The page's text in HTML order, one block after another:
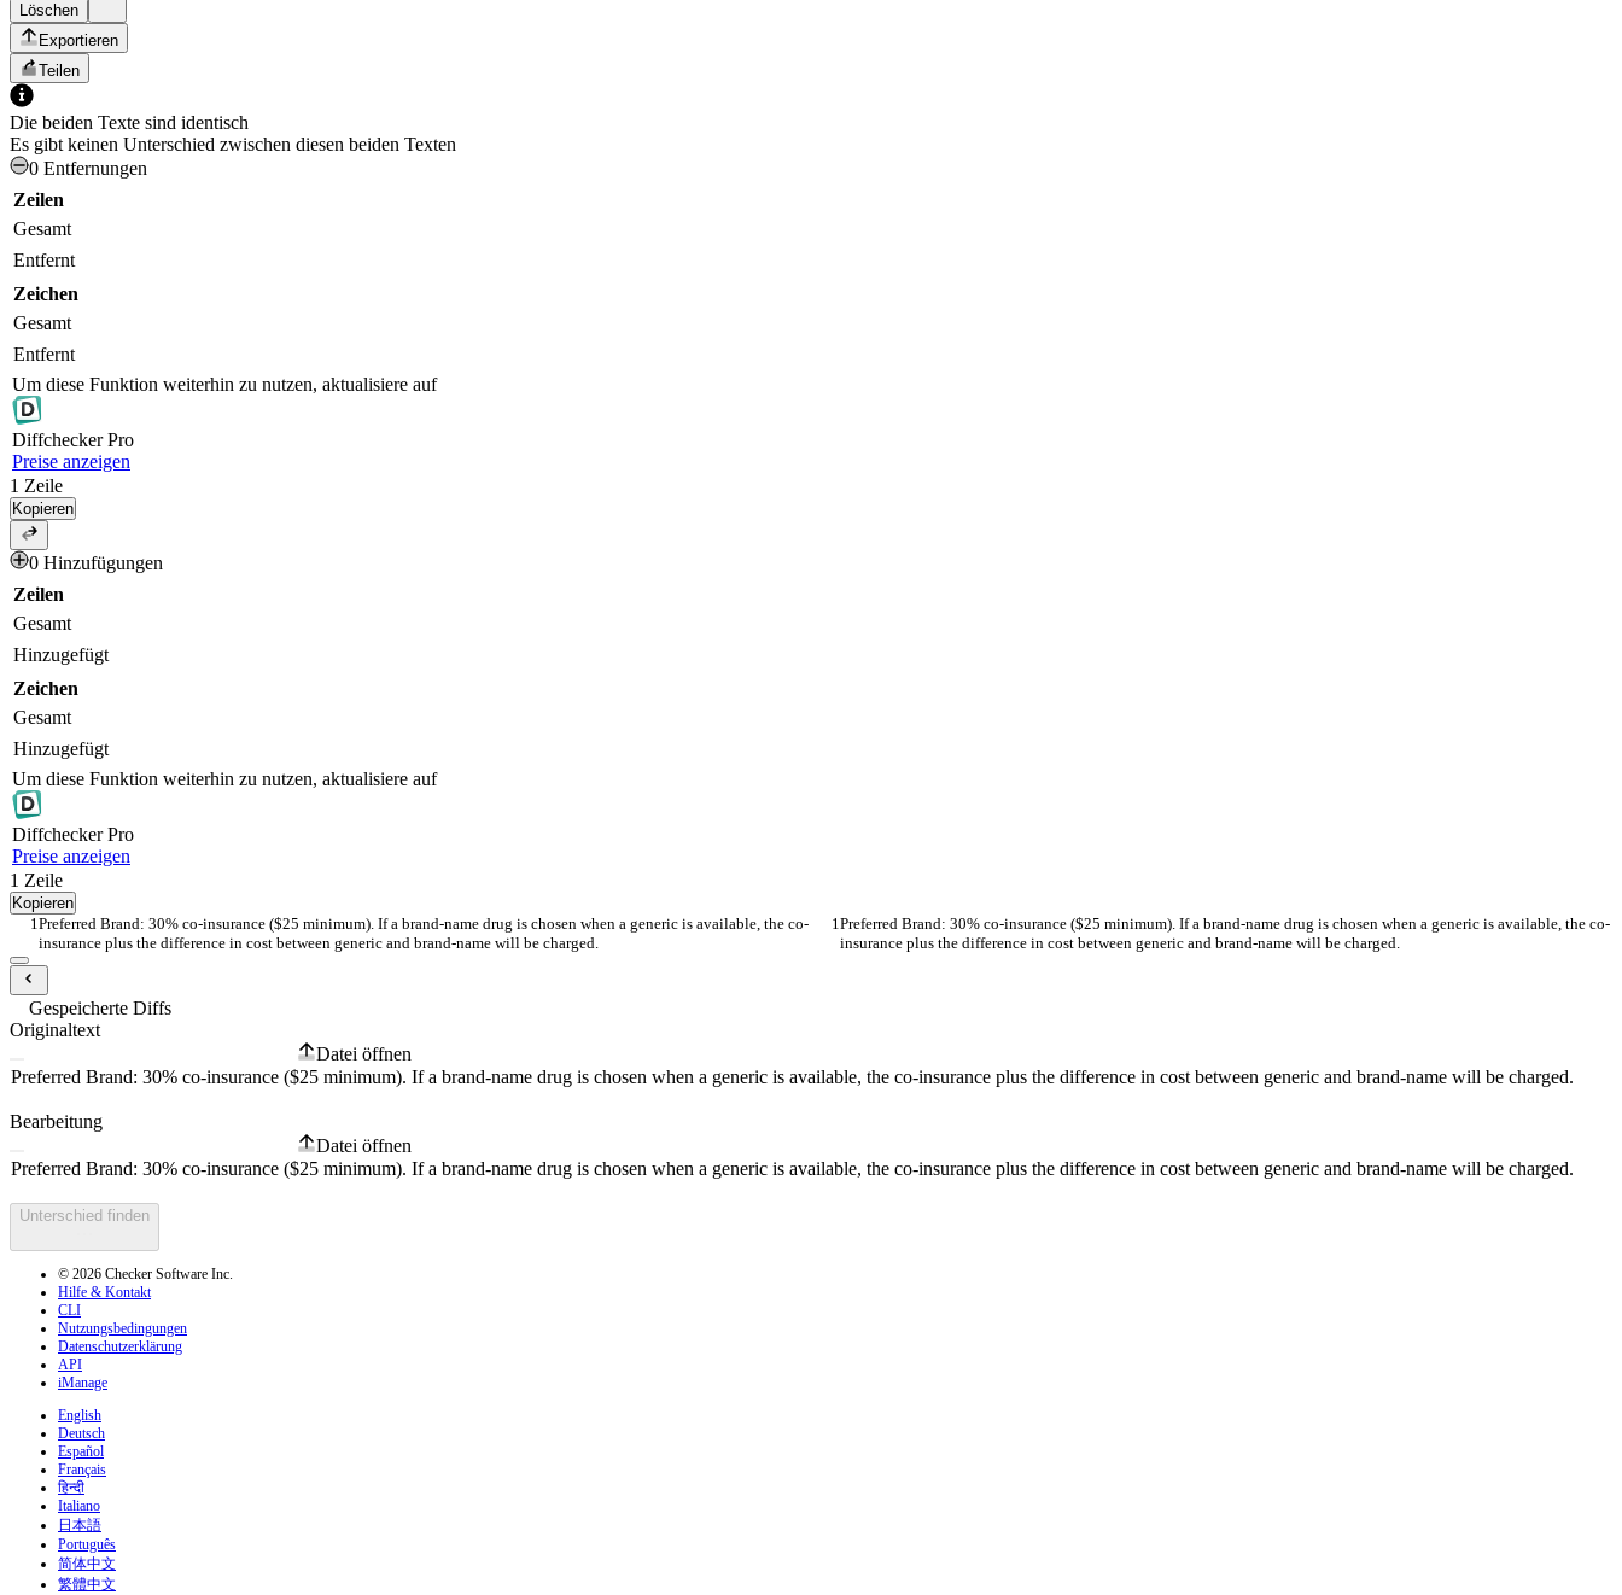
Löschen
Exportieren
Teilen
Die beiden Texte sind identisch
Es gibt keinen Unterschied zwischen diesen beiden Texten
0 Entfernungen
Zeilen
Gesamt
Entfernt
Zeichen
Gesamt
Entfernt
Um diese Funktion weiterhin zu nutzen, aktualisiere auf
DiffcheckerPro
Preise anzeigen
1 Zeile
Kopieren
0 Hinzufügungen
Zeilen
Gesamt
Hinzugefügt
Zeichen
Gesamt
Hinzugefügt
Um diese Funktion weiterhin zu nutzen, aktualisiere auf
DiffcheckerPro
Preise anzeigen
1 Zeile
Kopieren
Preferred Brand: 30% co-insurance ($25 minimum). If a brand-name drug is chosen when a generic is available, the co-
insurance plus the difference in cost between generic and brand-name will be charged.
Preferred Brand: 30% co-insurance ($25 minimum). If a brand-name drug is chosen when a generic is available, the co-
insurance plus the difference in cost between generic and brand-name will be charged.
Gespeicherte Diffs
Originaltext
Datei öffnen
Bearbeitung
Datei öffnen
Unterschied finden
© 2026 Checker Software Inc.
Hilfe & Kontakt
CLI
Nutzungsbedingungen
Datenschutzerklärung
API
iManage
English
Deutsch
Español
Français
हिन्दी
Italiano
日本語
Português
简体中文
繁體中文